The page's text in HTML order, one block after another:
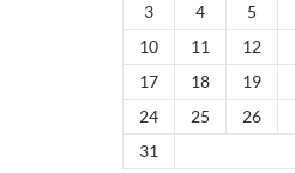
3
4 5
10
11 12
17
18 19
24
25 26
31